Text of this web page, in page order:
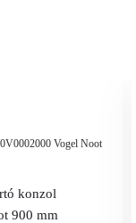
Vogel Noot
konzol
900 mm